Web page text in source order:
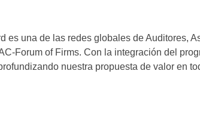
es una de las redes globales de Auditores,
Forum of Firms. Con la integración del
nuestra propuesta de valor en